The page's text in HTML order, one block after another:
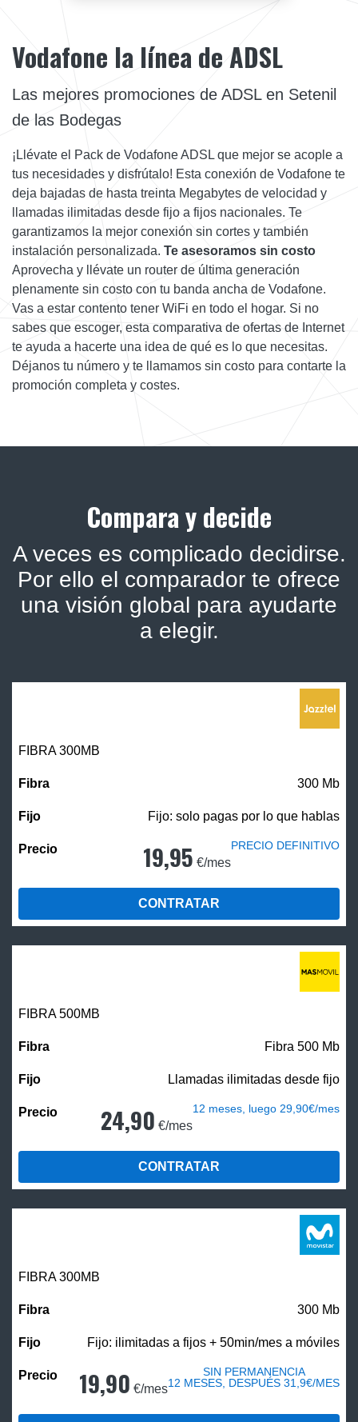
Vodafone la línea de ADSL
Las mejores promociones de ADSL en Setenil
de las Bodegas
¡Llévate el Pack de Vodafone ADSL que mejor se acople a
tus necesidades y disfrútalo! Esta conexión de Vodafone te
deja bajadas de hasta treinta Megabytes de velocidad y
llamadas ilimitadas desde fijo a fijos nacionales. Te
garantizamos la mejor conexión sin cortes y también
instalación personalizada. Te asesoramos sin costo
Aprovecha y llévate un router de última generación
plenamente sin costo con tu banda ancha de Vodafone.
Vas a estar contento tener WiFi en todo el hogar. Si no
sabes que escoger, esta comparativa de ofertas de Internet
te ayuda a hacerte una idea de qué es lo que necesitas.
Déjanos tu número y te llamamos sin costo para contarte la
promoción completa y costes.
Compara y decide
A veces es complicado decidirse.
Por ello el comparador te ofrece
una visión global para ayudarte
a elegir.
FIBRA 300MB
300 Mb
Fijo: solo pagas por lo que hablas
19,95 €/mes
PRECIO DEFINITIVO
CONTRATAR
FIBRA500MB
Fibra 500 Mb
Llamadas ilimitadas desde fijo
24,90 €/mes
12 meses, luego 29,90€/mes
CONTRATAR
FIBRA 300MB
300 Mb
Fijo: ilimitadas a fijos + 50min/mes a móviles
19,90 €/mes
SIN PERMANENCIA
12 MESES, DESPUÉS 31,9€/MES